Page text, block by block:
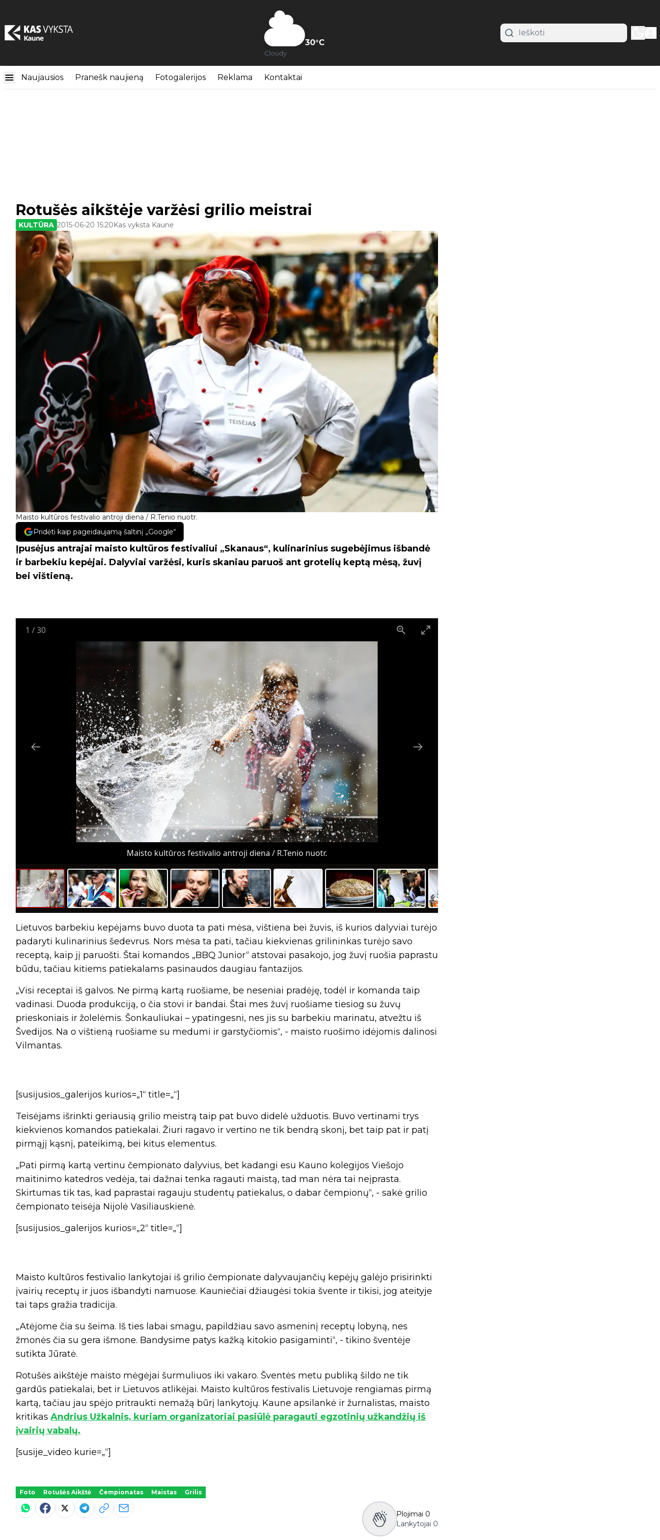
30°C
Cloudy
Naujausios Pranešk naujieną Fotogalerijos Reklama Kontaktai
Maisto kultūros festivalio antroji diena / R.Tenio nuotr.
Rotušės aikštėje varžėsi grilio meistrai
KULTŪRA 2015-06-20 15:20Kas vyksta Kaune
Pridėti kaip pageidaujamą šaltinį „Google“
Įpusėjus antrajai maisto kultūros festivaliui „Skanaus“, kulinarinius sugebėjimus išbandė
ir barbekiu kepėjai. Dalyviai varžėsi, kuris skaniau paruoš ant grotelių keptą mėsą, žuvį
bei vištieną.
1 /30
Maisto kultūros festivalio antroji diena / R.Tenio nuotr.
Lietuvos barbekiu kepėjams buvo duota ta pati mėsa, vištiena bei žuvis, iš kurios dalyviai turėjo
padaryti kulinarinius šedevrus. Nors mėsa ta pati, tačiau kiekvienas grilininkas turėjo savo
receptą, kaip jį paruošti. Štai komandos „BBQ Junior“ atstovai pasakojo, jog žuvį ruošia paprastu
būdu, tačiau kitiems patiekalams pasinaudos daugiau fantazijos.
„Visi receptai iš galvos. Ne pirmą kartą ruošiame, be neseniai pradėję, todėl ir komanda taip
vadinasi. Duoda produkciją, o čia stovi ir bandai. Štai mes žuvį ruošiame tiesiog su žuvų
prieskoniais ir žolelėmis. Šonkauliukai – ypatingesni, nes jis su barbekiu marinatu, atvežtu iš
Švedijos. Na o vištieną ruošiame su medumi ir garstyčiomis“, - maisto ruošimo idėjomis dalinosi
Vilmantas.
[susijusios_galerijos kurios=„1“ title=„“]
Teisėjams išrinkti geriausią grilio meistrą taip pat buvo didelė užduotis. Buvo vertinami trys
kiekvienos komandos patiekalai. Žiuri ragavo ir vertino ne tik bendrą skonį, bet taip pat ir patį
pirmąjį kąsnį, pateikimą, bei kitus elementus.
„Pati pirmą kartą vertinu čempionato dalyvius, bet kadangi esu Kauno kolegijos Viešojo
maitinimo katedros vedėja, tai dažnai tenka ragauti maistą, tad man nėra tai neįprasta.
Skirtumas tik tas, kad paprastai ragauju studentų patiekalus, o dabar čempionų“, - sakė grilio
čempionato teisėja Nijolė Vasiliauskienė.
[susijusios_galerijos kurios=„2“ title=„“]
Maisto kultūros festivalio lankytojai iš grilio čempionate dalyvaujančių kepėjų galėjo prisirinkti
įvairių receptų ir juos išbandyti namuose. Kauniečiai džiaugėsi tokia švente ir tikisi, jog ateityje
tai taps gražia tradicija.
„Atėjome čia su šeima. Iš ties labai smagu, papildžiau savo asmeninį receptų lobyną, nes
žmonės čia su gera išmone. Bandysime patys kažką kitokio pasigaminti“, - tikino šventėje
sutikta Jūratė.
Rotušės aikštėje maisto mėgėjai šurmuliuos iki vakaro. Šventės metu publiką šildo ne tik
gardūs patiekalai, bet ir Lietuvos atlikėjai. Maisto kultūros festivalis Lietuvoje rengiamas pirmą
kartą, tačiau jau spėjo pritraukti nemažą būrį lankytojų. Kaune apsilankė ir žurnalistas, maisto
kritikas Andrius Užkalnis, kuriam organizatoriai pasiūlė paragauti egzotinių užkandžių iš
įvairių vabalų.
[susije_video kurie=„“]
Foto Rotušės Aikštė Čempionatas Maistas Grilis
Plojimai 0
Lankytojai 0